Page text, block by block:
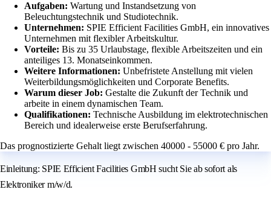
Aufgaben: Wartung und Instandsetzung von
Beleuchtungstechnik und Studiotechnik.
Unternehmen: SPIE Efficient Facilities GmbH, ein innovatives
Unternehmen mit flexibler Arbeitskultur.
Vorteile: Bis zu 35 Urlaubstage, flexible Arbeitszeiten und ein
anteiliges 13. Monatseinkommen.
Weitere Informationen: Unbefristete Anstellung mit vielen
Weiterbildungsmöglichkeiten und Corporate Benefits.
Warum dieser Job: Gestalte die Zukunft der Technik und
arbeite in einem dynamischen Team.
Qualifikationen: Technische Ausbildung im elektrotechnischen
Bereich und idealerweise erste Berufserfahrung.
Das prognostizierte Gehalt liegt zwischen 40000 - 55000 € pro Jahr.
Einleitung: SPIE Efficient Facilities GmbH sucht Sie ab sofort als
Elektroniker m/w/d.